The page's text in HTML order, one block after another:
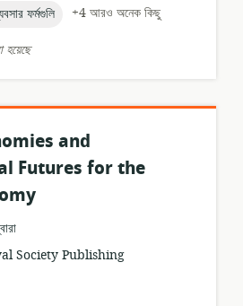
ফর্মগুলি
+4 আরও অনেক কিছু
and
Futures for the
Society Publishing